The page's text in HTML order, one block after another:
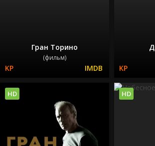
Гран Торино
(фильм)
HD HD